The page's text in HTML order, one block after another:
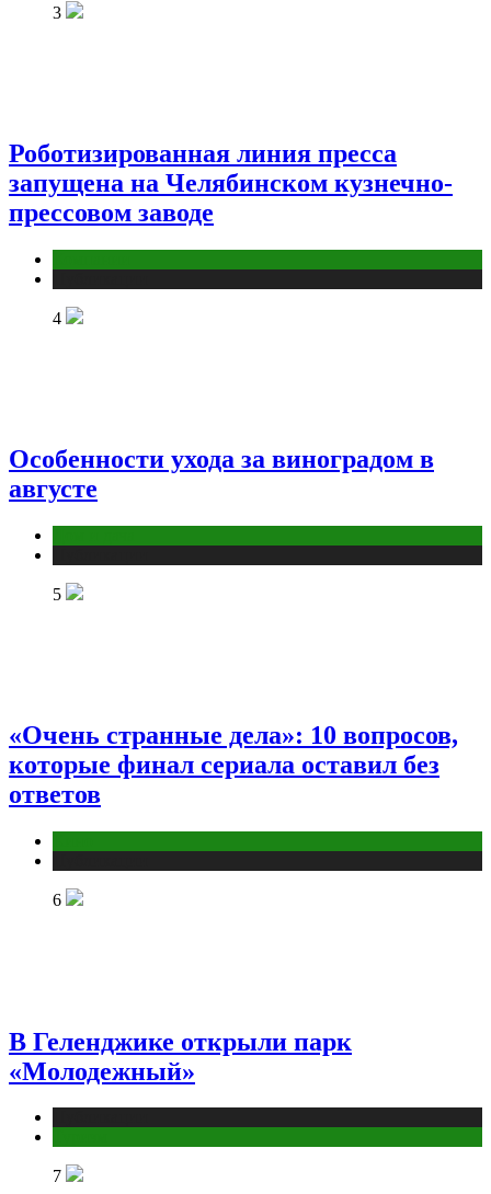
3
Роботизированная линия пресса
запущена на Челябинском кузнечно-
прессовом заводе
4
Особенности ухода за виноградом в
августе
5
«Очень странные дела»: 10 вопросов,
которые финал сериала оставил без
ответов
6
В Геленджике открыли парк
«Молодежный»
7